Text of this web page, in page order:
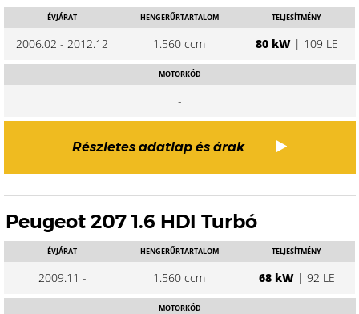
ÉVJÁRAT
2006.02 - 2012.12
HENGERŰRTARTALOM
1.560 ccm
TELJESÍTMÉNY
80 kW| 109 LE
MOTORKÓD
-
Részletes adatlap és árak
Peugeot 207 1.6 HDI Turbó
ÉVJÁRAT
2009.11 -
HENGERŰRTARTALOM
1.560 ccm
TELJESÍTMÉNY
68 kW| 92 LE
MOTORKÓD